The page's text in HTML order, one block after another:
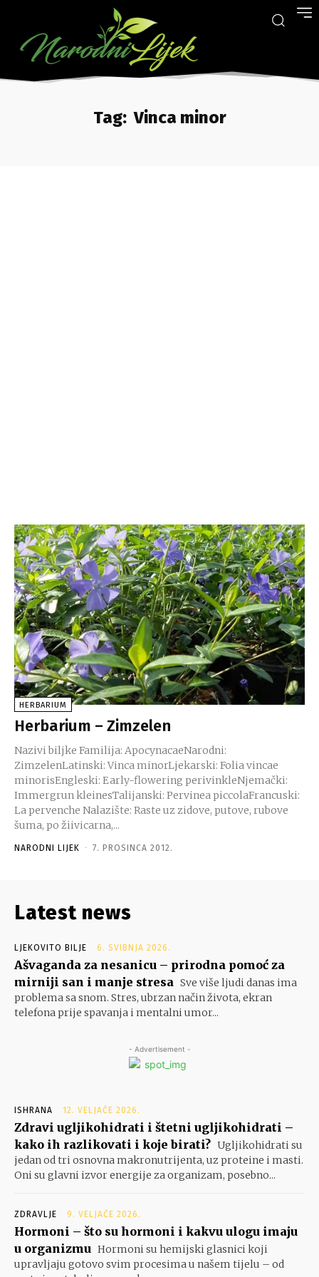
Tag: Vinca minor
HERBARIUM
Herbarium – Zimzelen
Nazivi biljke Familija: ApocynacaeNarodni:
ZimzelenLatinski: Vinca minorLjekarski: Folia vincae
minorisEngleski: Early-flowering perivinkleNjemački:
Immergrun kleinesTalijanski: Pervinea piccolaFrancuski:
La pervenche Nalazište: Raste uz zidove, putove, rubove
šuma, po žiivicarna,...
NARODNI LIJEK - 7. PROSINCA 2012.
Latest news
LJEKOVITO BILJE 6. SVIBNJA 2026.
Ašvaganda za nesanicu – prirodna pomoć za
mirniji san i manje stresa Sve više ljudi danas ima
problema sa snom. Stres, ubrzan način života, ekran
telefona prije spavanja i mentalni umor...
- Advertisement -
ISHRANA 12. VELJAČE 2026.
Zdravi ugljikohidrati i štetni ugljikohidrati –
kako ih razlikovati i koje birati? Ugljikohidrati su
jedan od tri osnovna makronutrijenta, uz proteine i masti.
Oni su glavni izvor energije za organizam, posebno...
ZDRAVLJE 9. VELJAČE 2026.
Hormoni – što su hormoni i kakvu ulogu imaju
u organizmu Hormoni su hemijski glasnici koji
upravljaju gotovo svim procesima u našem tijelu – od